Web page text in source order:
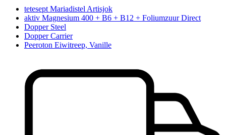
tetesept Mariadistel Artisjok
aktiv Magnesium 400 + B6 + B12 + Foliumzuur Direct
Dopper Steel
Dopper Carrier
Peeroton Eiwitreep, Vanille